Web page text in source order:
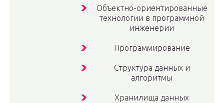
Объектно-ориентированные
технологии в программной
инженерии
Программирование
Структура данных и
алгоритмы
Хранилища данных